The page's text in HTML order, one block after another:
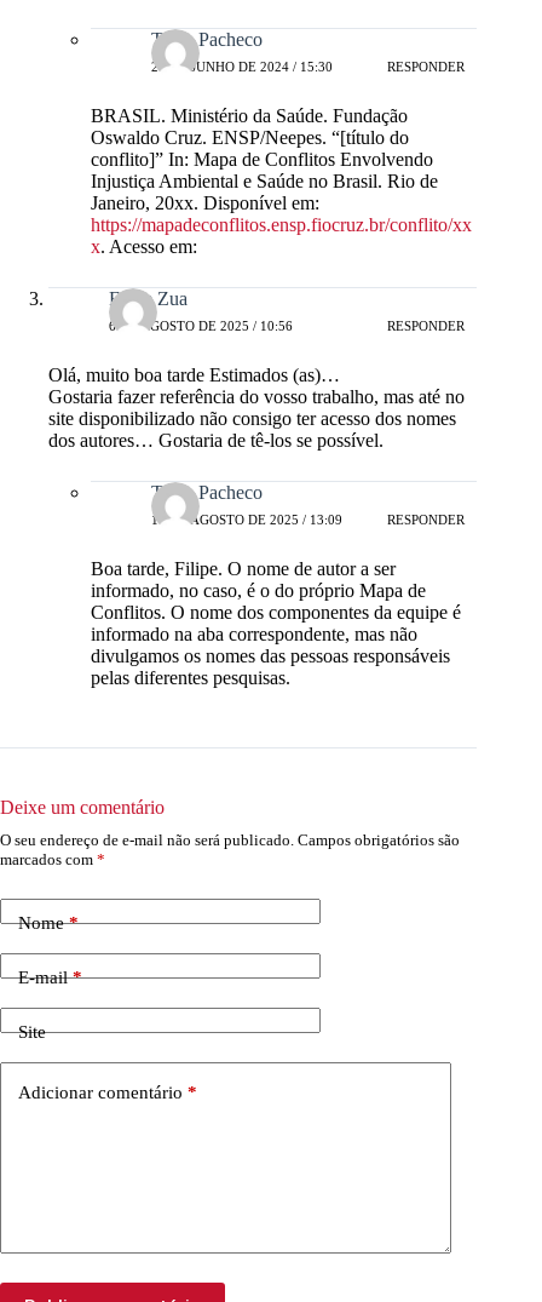
Tania Pacheco
20 DE JUNHO DE 2024 / 15:30 RESPONDER
BRASIL. Ministério da Saúde. Fundação
Oswaldo Cruz. ENSP/Neepes. “[título do
conflito]” In: Mapa de Conflitos Envolvendo
Injustiça Ambiental e Saúde no Brasil. Rio de
Janeiro, 20xx. Disponível em:
https://mapadeconflitos.ensp.fiocruz.br/conflito/xx
x. Acesso em:
Filipe Zua
6 DE AGOSTO DE 2025 / 10:56 RESPONDER
Olá, muito boa tarde Estimados (as)…
Gostaria fazer referência do vosso trabalho, mas até no
site disponibilizado não consigo ter acesso dos nomes
dos autores… Gostaria de tê-los se possível.
Tania Pacheco
11 DE AGOSTO DE 2025 / 13:09 RESPONDER
Boa tarde, Filipe. O nome de autor a ser
informado, no caso, é o do próprio Mapa de
Conflitos. O nome dos componentes da equipe é
informado na aba correspondente, mas não
divulgamos os nomes das pessoas responsáveis
pelas diferentes pesquisas.
Deixe um comentário
O seu endereço de e-mail não será publicado. Campos obrigatórios são
marcados com *
Nome*
E-mail*
Site
Adicionar comentário *